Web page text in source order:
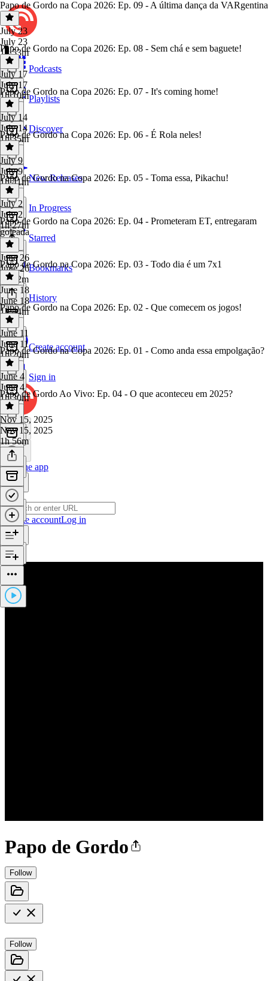
Podcasts
Playlists
Discover
New Releases
In Progress
Starred
Bookmarks
History
Create account
Sign in
Get the app
Create accountLog in
Papo de Gordo
Follow
Follow
Papo de Gordo na Copa 2026: Ep. 09 - A última dança da VARgentina
July 23
July 23
1h 53m
Papo de Gordo na Copa 2026: Ep. 08 - Sem chá e sem baguete!
July 17
July 17
1h 10m
Papo de Gordo na Copa 2026: Ep. 07 - It's coming home!
July 14
July 14
1h 35m
Papo de Gordo na Copa 2026: Ep. 06 - É Rola neles!
July 9
July 9
1h 41m
Papo de Gordo na Copa 2026: Ep. 05 - Toma essa, Pikachu!
July 2
July 2
1h 27m
Papo de Gordo na Copa 2026: Ep. 04 - Prometeram ET, entregaram
goleada
June 26
June 26
1h 42m
Papo de Gordo na Copa 2026: Ep. 03 - Todo dia é um 7x1
June 18
June 18
1h 44m
Papo de Gordo na Copa 2026: Ep. 02 - Que comecem os jogos!
June 11
June 11
1h 20m
Papo de Gordo na Copa 2026: Ep. 01 - Como anda essa empolgação?
June 4
June 4
1h 30m
Papo de Gordo Ao Vivo: Ep. 04 - O que aconteceu em 2025?
Nov 15, 2025
Nov 15, 2025
1h 56m